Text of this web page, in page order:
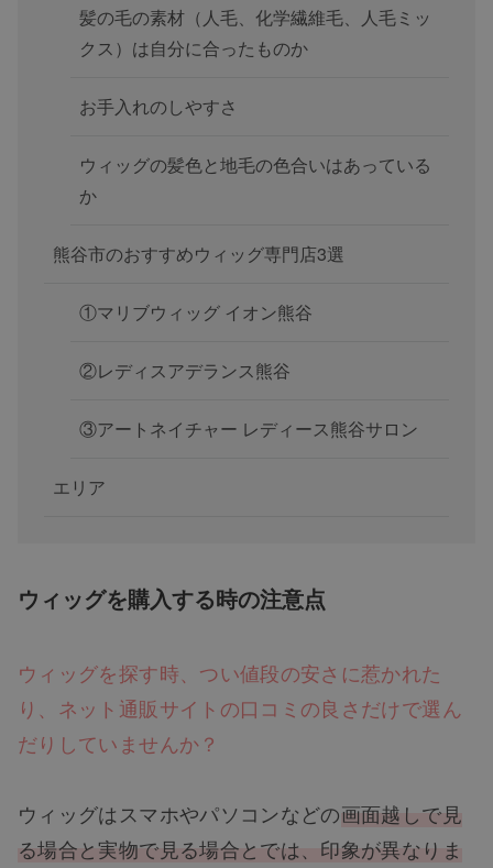
髪の毛の素材（人毛、化学繊維毛、人毛ミッ
クス）は自分に合ったものか
お手入れのしやすさ
ウィッグの髪色と地毛の色合いはあっている
か
熊谷市のおすすめウィッグ専門店3選
①マリブウィッグ イオン熊谷
②レディスアデランス熊谷
③アートネイチャー レディース熊谷サロン
エリア
ウィッグを購入する時の注意点
ウィッグを探す時、つい値段の安さに惹かれた
り、ネット通販サイトの口コミの良さだけで選ん
だりしていませんか？
ウィッグはスマホやパソコンなどの画面越しで見
る場合と実物で見る場合とでは、印象が異なりま